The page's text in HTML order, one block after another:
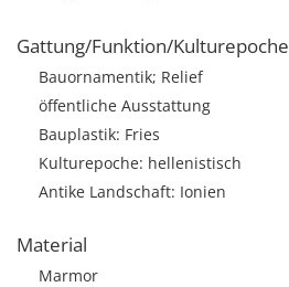
Gattung/Funktion/Kulturepoche
Bauornamentik; Relief
öffentliche Ausstattung
Bauplastik: Fries
Kulturepoche: hellenistisch
Antike Landschaft: Ionien
Material
Marmor